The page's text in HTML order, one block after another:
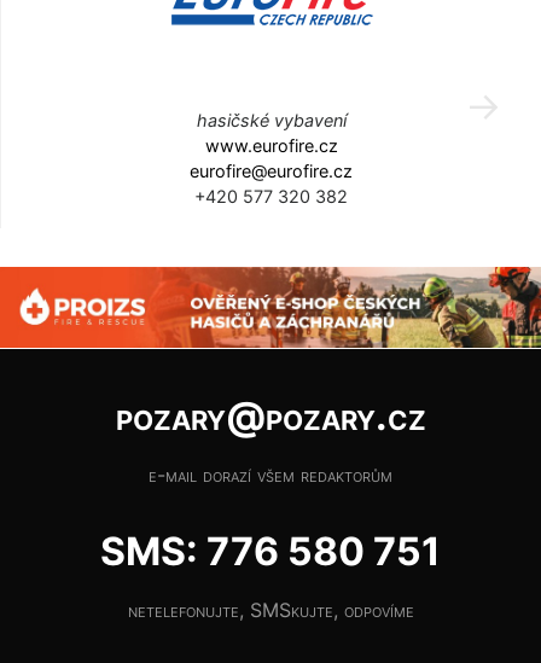
hasičské vybavení
www.eurofire.cz
eurofire@eurofire.cz
+420 577 320 382
pozary@pozary.cz
e-mail dorazí všem redaktorům
SMS: 776 580 751
netelefonujte, SMSkujte, odpovíme